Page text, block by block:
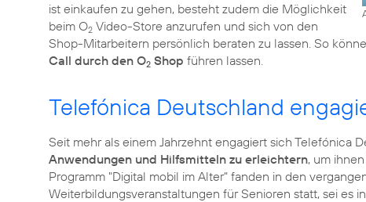
ist einkaufen zu gehen, besteht zudem die Möglichkeit
beim O2 Video-Store anzurufen und sich von den
Shop-Mitarbeitern persönlich beraten zu lassen. So
Call durch den O2 Shop führen lassen.
Telefónica Deutschland
Seit mehr als einem Jahrzehnt engagiert sich Telefónica
Anwendungen und Hilfsmitteln zu erleichtern, um
Programm "Digital mobil im Alter" fanden in den
Weiterbildungsveranstaltungen für Senioren statt, sei es